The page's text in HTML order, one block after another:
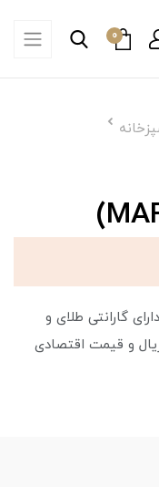
0
گارانتی طلای و
و قیمت اقتصادی